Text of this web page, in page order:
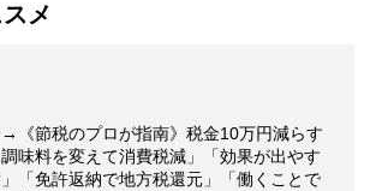
メ
《節税のプロが指南》税金10万円減らす
味料を変えて消費税減」「効果が出やす
「免許返納で地方税還元」「働くことで